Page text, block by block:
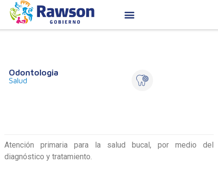
Odontologia
Salud
Atención primaria para la salud bucal, por medio del
diagnóstico y tratamiento.